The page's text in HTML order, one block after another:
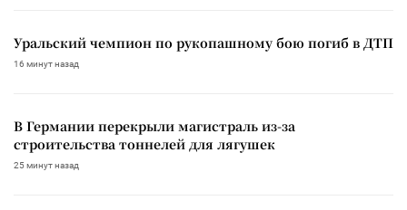
Уральский чемпион по рукопашному бою погиб в ДТП
16 минут назад
В Германии перекрыли магистраль из-за
строительства тоннелей для лягушек
25 минут назад